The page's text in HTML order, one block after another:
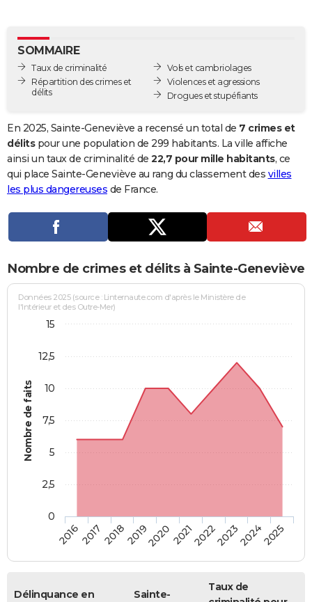
GUIDES D'ACHAT
BONS PLANS
Carte de Noël
Carte Bonne année
Carte Saint-Valentin
Carte Pâques
Carte d'anniversaire
DICTIONNAIRE
Dictionnaire
Biographies
Citations
Expressions
Proverbes
PROGRAMME TV
COPAINS D'AVANT
S'inscrire
Se connecter
Lycées
Collèges
Primaires
Universités
Entreprises
Service militaire
Avis de recherche
AVIS DE DÉCÈS
FORUM
Bricolage
Lifestyle
Culture
Sport
Auto
Television
Voyage
Cinema
SOMMAIRE
Taux de criminalité
Répartition des crimes et
délits
Vols et cambriolages
Violences et agressions
Drogues et stupéfiants
En 2025, Sainte-Geneviève a recensé un total de 7 crimes et
délitspour une population de 299 habitants. La ville affiche
ainsi un taux de criminalité de 22,7 pour mille habitants, ce
qui place Sainte-Geneviève au rang du classement des villes
les plus dangereuses de France.
Nombre de crimes et délits à Sainte-Geneviève
Nombre de faits
Données 2025 (source : Linternaute.com d'après le Ministère de
l'Intérieur et des Outre-Mer)
2016201720182019202020212022202320242025
0
2,5
5
7,5
10
12,5
15
Délinquance en
Sainte-
Taux de